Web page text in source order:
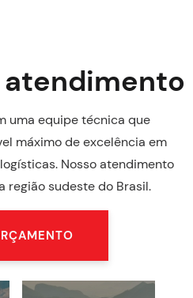
atendimento
uma equipe técnica que
máximo de excelência em
Nosso atendimento
região sudeste do Brasil.